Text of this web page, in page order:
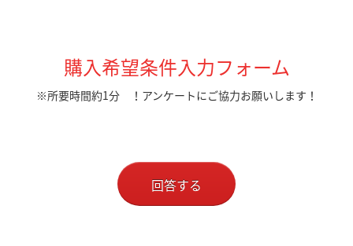
購入希望条件入力フォーム
※所要時間約1分 ！アンケートにご協力お願いします！
回答する